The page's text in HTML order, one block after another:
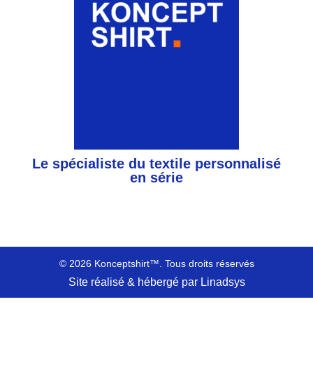
Le spécialiste du textile personnalisé
en série
© 2026 Konceptshirt™. Tous droits réservés
Site réalisé & hébergé par Linadsys